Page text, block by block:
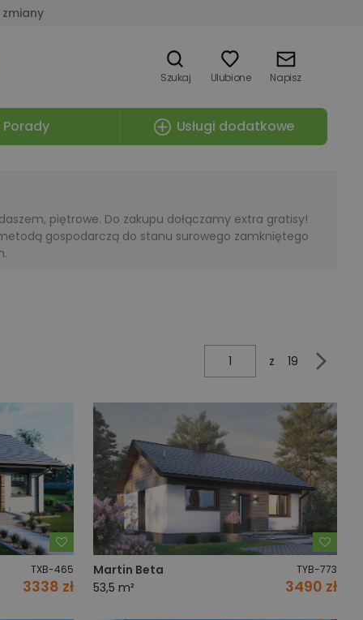
Szukaj Ulubione Napisz
Porady Usługi dodatkowe
piętrowe. Do zakupu dołączamy extra gratisy!
gospodarczą do stanu surowego zamkniętego
z 19
TXB-465
3338 zł
Dodaj do ulubionych
Martin Beta
TYB-773
53,5 m² 3490 zł